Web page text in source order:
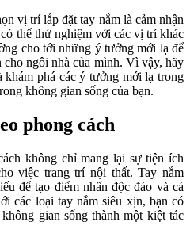
vị trí lắp đặt tay nắm là cảm nhận
thể thử nghiệm với các vị trí khác
cho tới những ý tưởng mới lạ để
ngôi nhà của mình. Vì vậy, hãy
phá các ý tưởng mới lạ trong
không gian sống của bạn.
phong cách
không chỉ mang lại sự tiện ích
việc trang trí nội thất. Tay nắm
để tạo điểm nhấn độc đáo và cá
các loại tay nắm siêu xịn, bạn có
gian sống thành một kiệt tác